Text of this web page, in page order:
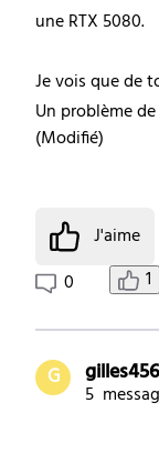
une RTX 5080.
Je vois que de
Un problème
(Modifié)
J'aime
0
1
G
5